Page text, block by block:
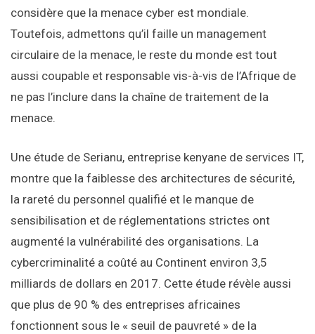
considère que la menace cyber est mondiale.
Toutefois, admettons qu’il faille un management
circulaire de la menace, le reste du monde est tout
aussi coupable et responsable vis-à-vis de l’Afrique de
ne pas l’inclure dans la chaîne de traitement de la
menace.
Une étude de Serianu, entreprise kenyane de services IT,
montre que la faiblesse des architectures de sécurité,
la rareté du personnel qualifié et le manque de
sensibilisation et de réglementations strictes ont
augmenté la vulnérabilité des organisations. La
cybercriminalité a coûté au Continent environ 3,5
milliards de dollars en 2017. Cette étude révèle aussi
que plus de 90 % des entreprises africaines
fonctionnent sous le « seuil de pauvreté » de la